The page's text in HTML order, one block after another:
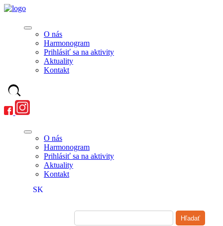
O nás
Harmonogram
Prihlásiť sa na aktivity
Aktuality
Kontakt
O nás
Harmonogram
Prihlásiť sa na aktivity
Aktuality
Kontakt
SK